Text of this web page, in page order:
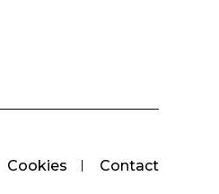
Cookies Contact